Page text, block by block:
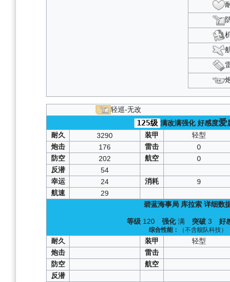
轻巡-无改
125级 满改满强化好感度爱
耐久
3290 装甲 轻型
炮击
176 雷击 0
防空
202 航空 0
反潜
54
幸运
24 消耗
9
航速
29
碧蓝海事局 库拉索详细数
等级 120 强化满 突破 3 好
综合性能： （不含舰队科技）
耐久 装甲 轻型
炮击
雷击
防空
航空
反潜